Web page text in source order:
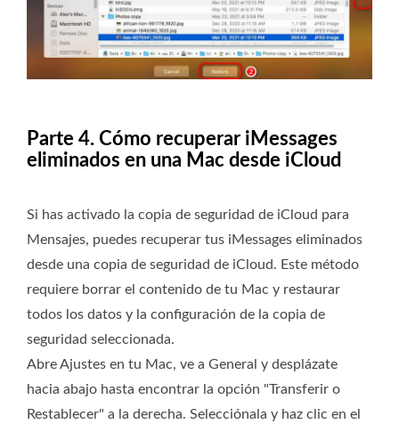
Parte 4. Cómo recuperar iMessages
eliminados en una Mac desde iCloud
Si has activado la copia de seguridad de iCloud para
Mensajes, puedes recuperar tus iMessages eliminados
desde una copia de seguridad de iCloud. Este método
requiere borrar el contenido de tu Mac y restaurar
todos los datos y la configuración de la copia de
seguridad seleccionada.
Abre Ajustes en tu Mac, ve a General y desplázate
hacia abajo hasta encontrar la opción "Transferir o
Restablecer" a la derecha. Selecciónala y haz clic en el